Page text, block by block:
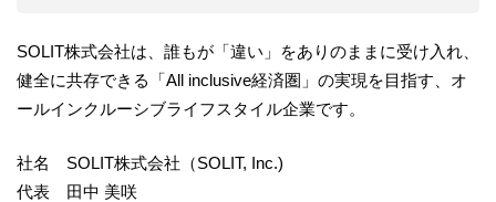
SOLIT株式会社は、誰もが「違い」をありのままに受け入れ、
健全に共存できる「All inclusive経済圏」の実現を目指す、オ
ールインクルーシブライフスタイル企業です。
社名 SOLIT株式会社（SOLIT, Inc.)
代表 田中 美咲